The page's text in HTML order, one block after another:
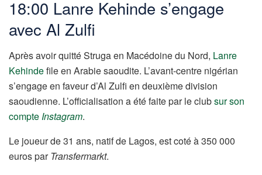
18:00 Lanre Kehinde s’engage
avec Al Zulfi
Après avoir quitté Struga en Macédoine du Nord, Lanre
Kehindefile en Arabie saoudite. L’avant-centre nigérian
s’engage en faveur d’Al Zulfi en deuxième division
saoudienne. L’officialisation a été faite par le clubsur son
compte Instagram.
Le joueur de 31 ans, natif de Lagos, est coté à 350 000
euros parTransfermarkt.